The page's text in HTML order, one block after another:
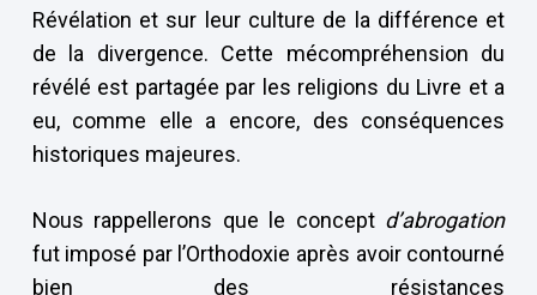
Révélation et sur leur culture de la différence et
de la divergence. Cette mécompréhension du
révélé est partagée par les religions du Livre et a
eu, comme elle a encore, des conséquences
historiques majeures.
Nous rappellerons que le concept d’abrogation
fut imposé par l’Orthodoxie après avoir contourné
bien des résistances